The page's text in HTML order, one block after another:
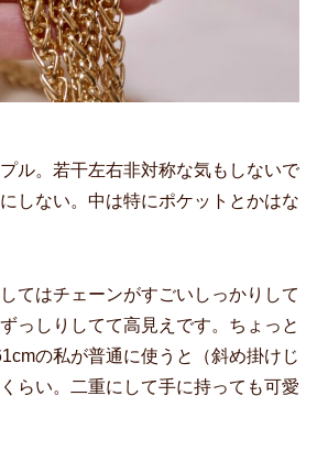
ル。若干左右非対称な気もしないで
しない。中は特にポケットとかはな
てはチェーンがすごいしっかりして
っしりしてて高見えです。ちょっと
の私が普通に使うと（斜め掛けじ
らい。二重にして手に持っても可愛